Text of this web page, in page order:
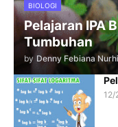
BIOLOGI
Pelajaran IPA
Tumbuhan
by Denny Febiana
12/